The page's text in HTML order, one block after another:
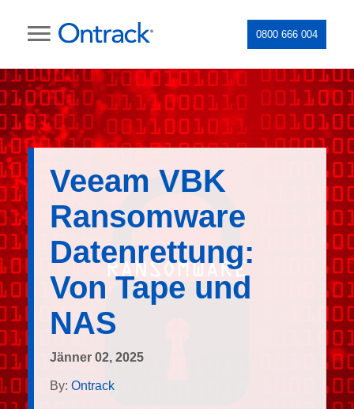
0800 666 004
Veeam VBK
Ransomware
Datenrettung:
Von Tape und
NAS
Jänner 02, 2025
By: Ontrack